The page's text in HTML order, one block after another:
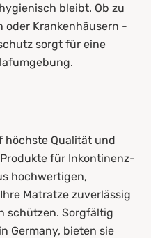
bleibt. Ob zu
oder Krankenhäusern -
sorgt für eine
höchste Qualität und
für Inkontinenz-
hochwertigen,
Matratze zuverlässig
schützen. Sorgfältig
Germany, bieten sie